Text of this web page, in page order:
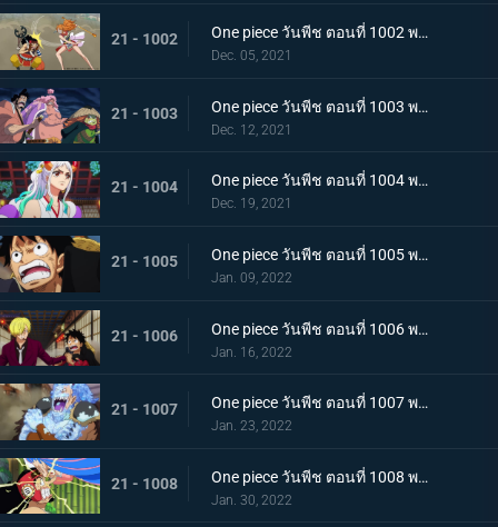
21 - 1002 One piece วันพีช ตอนที่ 1002 พากย์ไทย โชคชะตาครั้งใหม่ นามิ กับ อุลติ
Dec. 05, 2021
21 - 1003 One piece วันพีช ตอนที่ 1003 พากย์ไทย ดาบแห่งความเด็ดเดี่ยว! ปลอกดาบแดงปะทะไคโดอีกครั้ง
Dec. 12, 2021
21 - 1004 One piece วันพีช ตอนที่ 1004 พากย์ไทย ท่าที่รับสืบทอดมา ระเบิดท่าเพลงดาบลับของโอเด้ง
Dec. 19, 2021
21 - 1005 One piece วันพีช ตอนที่ 1005 พากย์ไทย อานุภาพของอสูรน้ำแข็ง กระสุนภัยโรคระบาดแบบใหม่
Jan. 09, 2022
21 - 1006 One piece วันพีช ตอนที่ 1006 พากย์ไทย อภัยให้ไม่ได้! การตัดสินใจของช็อปเปอร์
Jan. 16, 2022
21 - 1007 One piece วันพีช ตอนที่ 1007 พากย์ไทย การไล่ล่าของโซโล! อสูรน้ำแข็ง in เกมไล่จับ
Jan. 23, 2022
21 - 1008 One piece วันพีช ตอนที่ 1008 พากย์ไทย นามิยอมจำนน ท่าเฮดบลัดของอุลติ
Jan. 30, 2022